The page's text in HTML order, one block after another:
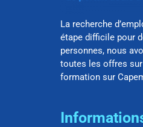
La recherche
étape difficile pour
personnes, nous
toutes les offres
formation sur